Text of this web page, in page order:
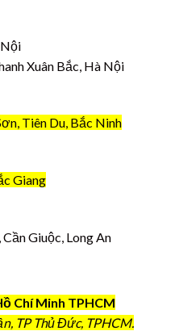
Xuân Bắc, Hà Nội
Tiên Du, Bắc Ninh
Giang
Giuộc, Long An
Chí Minh TPHCM
TP Thủ Đức, TPHCM.